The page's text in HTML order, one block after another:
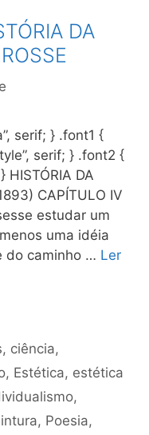
DA
serif; } .font1 {
serif; } .font2 {
HISTÓRIA DA
CAPÍTULO IV
estudar um
uma idéia
do caminho … Ler
, ciência,
, Estética, estética
,
, Poesia,